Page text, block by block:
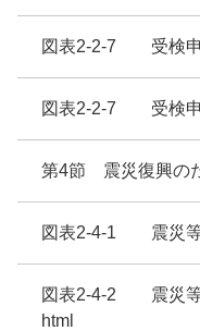
図表2-2-7 受検申
図表2-2-7 受検申
第4節 震災復興の
図表2-4-1 震災等
図表2-4-2 震災等
html